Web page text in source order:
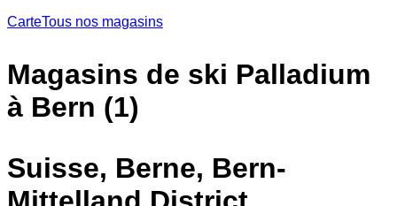
CarteTous nos magasins
Magasins de ski Palladium
à Bern (1)
Suisse, Berne, Bern-